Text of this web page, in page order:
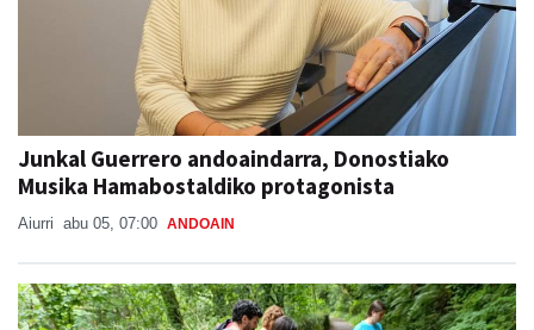
Junkal Guerrero andoaindarra, Donostiako
Musika Hamabostaldiko protagonista
Aiurri abu 05, 07:00 ANDOAIN